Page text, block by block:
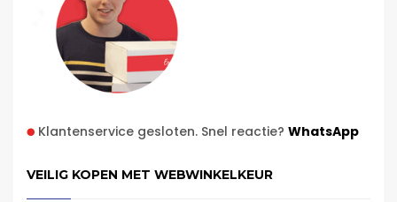
Klantenservice gesloten. Snel reactie? WhatsApp
VEILIG KOPEN MET WEBWINKELKEUR